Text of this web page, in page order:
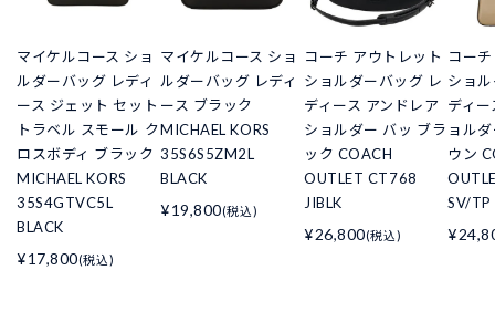
マイケルコース ショ
ルダーバッグ レディ
ース ジェット セット
トラベル スモール ク
ロスボディ ブラック
MICHAEL KORS
35S4GTVC5L
BLACK
¥17,800(税込)
マイケルコース ショ
ルダーバッグ レディ
ース ブラック
MICHAEL KORS
35S6S5ZM2L
BLACK
¥19,800(税込)
コーチ アウトレット
ショルダーバッグ レ
ディース アンドレア
ショルダー バッ ブラ
ック COACH
OUTLET CT768
JIBLK
¥26,800(税込)
コー
ショ
ディ
ョル
ウン
SV/TP